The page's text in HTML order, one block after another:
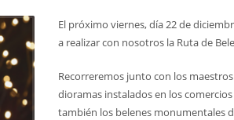
El próximo viernes, día 22 de
a realizar con nosotros la Ruta de
Recorreremos junto con los
dioramas instalados en los
también los belenes monumentales